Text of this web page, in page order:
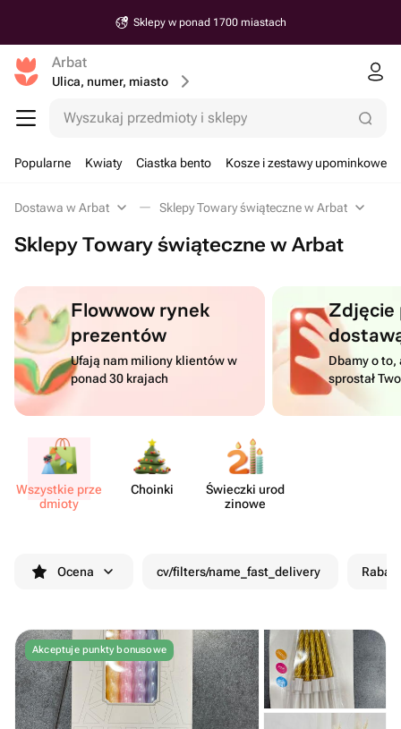
Sklepy w ponad 1700 miastach
Arbat
Ulica, numer, miasto
Wyszukaj przedmioty i sklepy
Popularne Kwiaty Ciastka bento Kosze i zestawy upominkowe
Dostawa w Arbat Sklepy Towary świąteczne w Arbat
Sklepy Towary świąteczne w Arbat
Flowwow rynek
prezentów
Ufają nam miliony klientów w
ponad 30 krajach
Dbamy o to,
sprostał
Wszystkie prze​
dmioty
Choinki
Świeczki urod​
zinowe
Ocena cv/filters/name_fast_delivery Rabaty
Akceptuje punkty bonusowe